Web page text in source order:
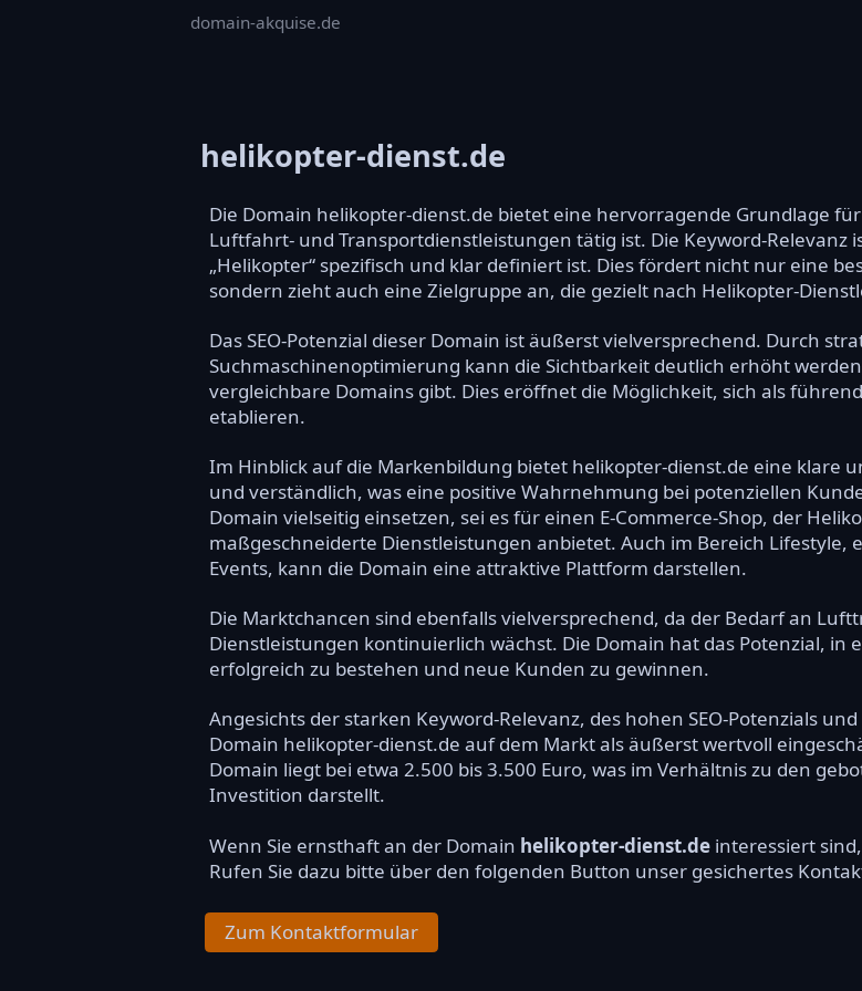
domain-akquise.de
helikopter-dienst.de
Die Domain helikopter-dienst.de bietet eine hervorragende Grundlage
Luftfahrt- und Transportdienstleistungen tätig ist. Die Keyword-Relevanz
„Helikopter“ spezifisch und klar definiert ist. Dies fördert nicht nur eine
sondern zieht auch eine Zielgruppe an, die gezielt nach Helikopter-
Das SEO-Potenzial dieser Domain ist äußerst vielversprechend. Durch
Suchmaschinenoptimierung kann die Sichtbarkeit deutlich erhöht
vergleichbare Domains gibt. Dies eröffnet die Möglichkeit, sich als
etablieren.
Im Hinblick auf die Markenbildung bietet helikopter-dienst.de eine klare
und verständlich, was eine positive Wahrnehmung bei potenziellen
Domain vielseitig einsetzen, sei es für einen E-Commerce-Shop, der
maßgeschneiderte Dienstleistungen anbietet. Auch im Bereich Lifestyle,
Events, kann die Domain eine attraktive Plattform darstellen.
Die Marktchancen sind ebenfalls vielversprechend, da der Bedarf an
Dienstleistungen kontinuierlich wächst. Die Domain hat das Potenzial,
erfolgreich zu bestehen und neue Kunden zu gewinnen.
Angesichts der starken Keyword-Relevanz, des hohen SEO-Potenzials
Domain helikopter-dienst.de auf dem Markt als äußerst wertvoll
Domain liegt bei etwa 2.500 bis 3.500 Euro, was im Verhältnis zu den
Investition darstellt.
Wenn Sie ernsthaft an der Domain helikopter-dienst.de interessiert
Rufen Sie dazu bitte über den folgenden Button unser gesichertes
Zum Kontaktformular